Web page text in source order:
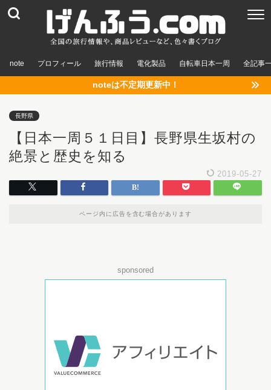
note プロフィール 旅行情報 電化製品 自転車日本一周 全記事
noteは不定期更新中！
長野県
【日本一周５１日目】長野県生坂村の
絶景と歴史を知る
2019-05-27
ページ内に広告を含む場合があります
sponsored